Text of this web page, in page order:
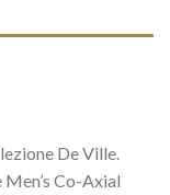
De Ville.
Co-Axial